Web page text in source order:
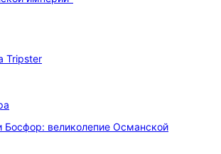
Босфор: великолепие Османской